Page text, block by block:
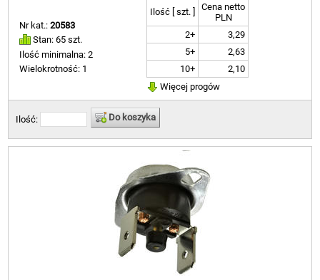
Nr kat.:20583
Stan: 65 szt.
Ilość minimalna: 2
Wielokrotność: 1
Ilość [ szt. ]
Cena netto
PLN
2+
3,29
5+
2,63
10+
2,10
Więcej progów
Ilość: Do koszyka